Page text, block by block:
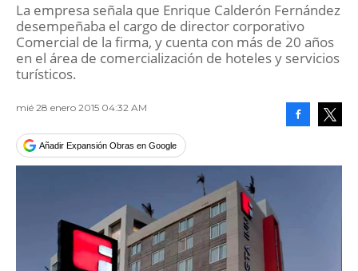
La empresa señala que Enrique Calderón Fernández
desempeñaba el cargo de director corporativo
Comercial de la firma, y cuenta con más de 20 años
en el área de comercialización de hoteles y servicios
turísticos.
mié 28 enero 2015 04:32 AM
Añadir Expansión Obras en Google